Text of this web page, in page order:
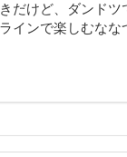
だけど、ダンドツ
インで楽しむな